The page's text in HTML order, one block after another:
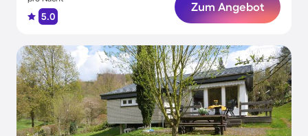
5.0
Zum Angebot